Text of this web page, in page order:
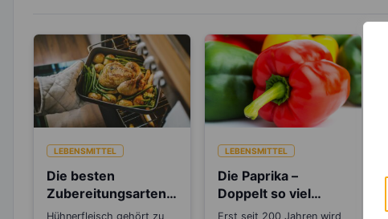
LEBENSMITTEL
Die besten
Zubereitungsarten
für Hühnerfleisch
Hühnerfleisch gehört zu
LEBENSMITTEL
Die Paprika –
Doppelt so viel
Vitamin C, wie die
Erst seit 200 Jahren wird